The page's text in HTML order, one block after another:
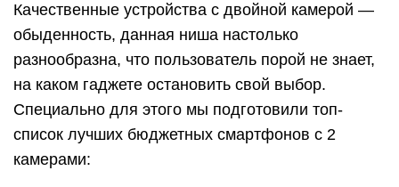
Качественные устройства с двойной камерой —
обыденность, данная ниша настолько
разнообразна, что пользователь порой не знает,
на каком гаджете остановить свой выбор.
Специально для этого мы подготовили топ-
список лучших бюджетных смартфонов с 2
камерами: